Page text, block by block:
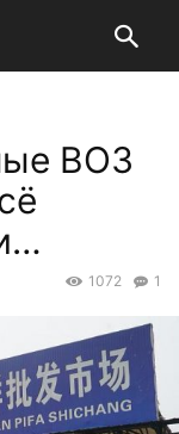
ВОЗ
1
1072